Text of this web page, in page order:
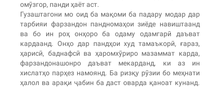
омӯзгор, панди ҳаёт аст.
Гузаштагони мо оид ба мақоми ба падару модар дар
тарбияи фарзандон пандномаҳои зиёде навиштаанд
ва бо ин роҳ онҳоро ба одаму одамгарӣ даъват
кардаанд. Онҳо дар пандҳои худ тамаъкорӣ, ғараз,
ҳарисӣ, баднафсӣ ва ҳаромхӯриро мазаммат карда,
фарзандонашонро даъват мекарданд, ки аз ин
хислатҳо парҳез намоянд. Ба ризқу рӯзии бо меҳнати
ҳалол ва арақи ҷабин ба даст оварда қаноат кунанд.